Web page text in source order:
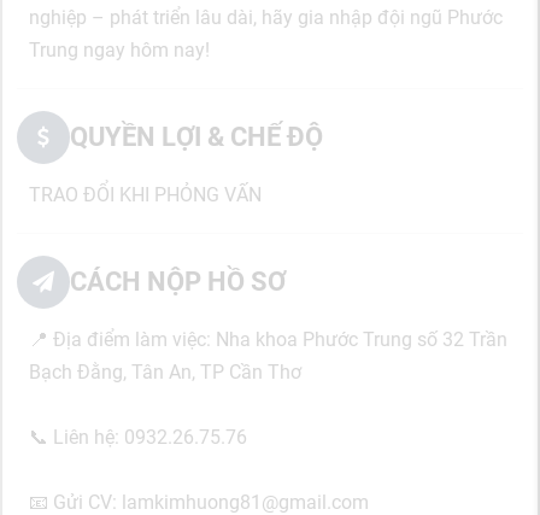
nghiệp – phát triển lâu dài, hãy gia nhập đội ngũ Phước
Trung ngay hôm nay!
QUYỀN LỢI & CHẾ ĐỘ
TRAO ĐỔI KHI PHỎNG VẤN
CÁCH NỘP HỒ SƠ
📍 Địa điểm làm việc: Nha khoa Phước Trung số 32 Trần
Bạch Đằng, Tân An, TP Cần Thơ
📞 Liên hệ: 0932.26.75.76
📧 Gửi CV: lamkimhuong81@gmail.com